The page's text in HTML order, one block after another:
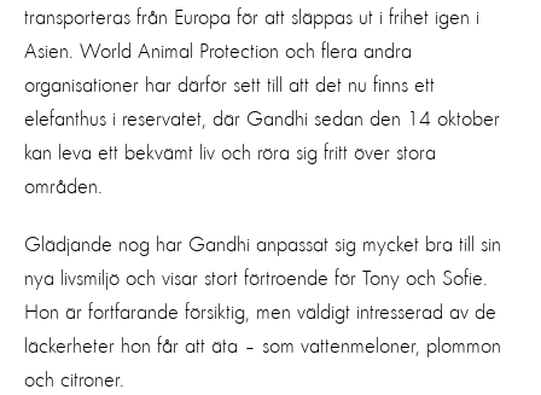
transporteras från Europa för att släppas ut i frihet igen i
Asien. World Animal Protection och flera andra
organisationer har därför sett till att det nu finns ett
elefanthus i reservatet, där Gandhi sedan den 14 oktober
kan leva ett bekvämt liv och röra sig fritt över stora
områden.
Glädjande nog har Gandhi anpassat sig mycket bra till sin
nya livsmiljö och visar stort förtroende för Tony och Sofie.
Hon är fortfarande försiktig, men väldigt intresserad av de
läckerheter hon får att äta – som vattenmeloner, plommon
och citroner.